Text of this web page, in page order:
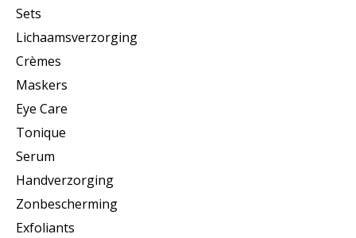
Sets
Lichaamsverzorging
Crèmes
Maskers
Eye Care
Tonique
Serum
Handverzorging
Zonbescherming
Exfoliants